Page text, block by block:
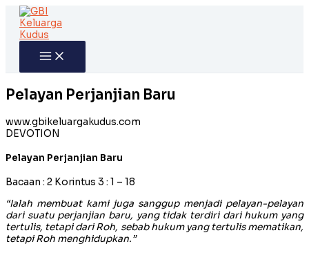
Skip
content
Pelayan Perjanjian Baru
www.gbikeluargakudus.com
DEVOTION
Pelayan Perjanjian Baru
Bacaan : 2 Korintus 3 : 1 – 18
“Ialah membuat kami juga sanggup menjadi pelayan-pelayan
dari suatu perjanjian baru, yang tidak terdiri dari hukum yang
tertulis, tetapi dari Roh, sebab hukum yang tertulis mematikan,
tetapi Roh menghidupkan.”